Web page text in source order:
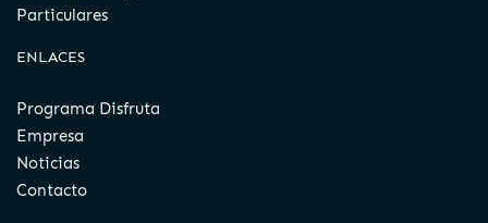
Particulares
ENLACES
Programa Disfruta
Empresa
Noticias
Contacto